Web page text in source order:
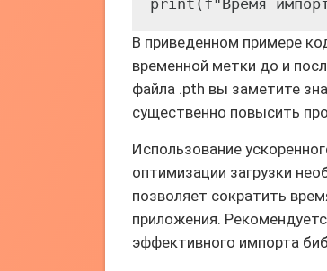
print(f"Время
В приведенном примере
временной метки до и
файла .pth вы заметите
существенно повысить
Использование
оптимизации загрузки
позволяет сократить
приложения.
эффективного импорта